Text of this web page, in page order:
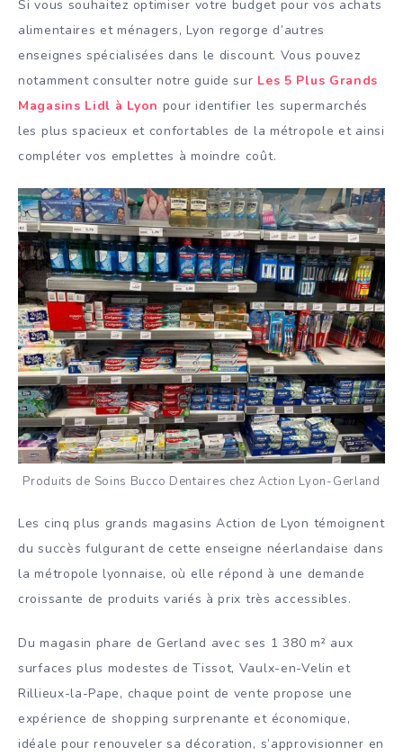
Si vous souhaitez optimiser votre budget pour vos achats
alimentaires et ménagers, Lyon regorge d’autres
enseignes spécialisées dans le discount. Vous pouvez
notamment consulter notre guide sur Les 5 Plus Grands
Magasins Lidl à Lyon pour identifier les supermarchés
les plus spacieux et confortables de la métropole et ainsi
compléter vos emplettes à moindre coût.
Produits de Soins Bucco Dentaires chez Action Lyon-Gerland
Les cinq plus grands magasins Action de Lyon témoignent
du succès fulgurant de cette enseigne néerlandaise dans
la métropole lyonnaise, où elle répond à une demande
croissante de produits variés à prix très accessibles.
Du magasin phare de Gerland avec ses 1 380 m² aux
surfaces plus modestes de Tissot, Vaulx-en-Velin et
Rillieux-la-Pape, chaque point de vente propose une
expérience de shopping surprenante et économique,
idéale pour renouveler sa décoration, s’approvisionner en